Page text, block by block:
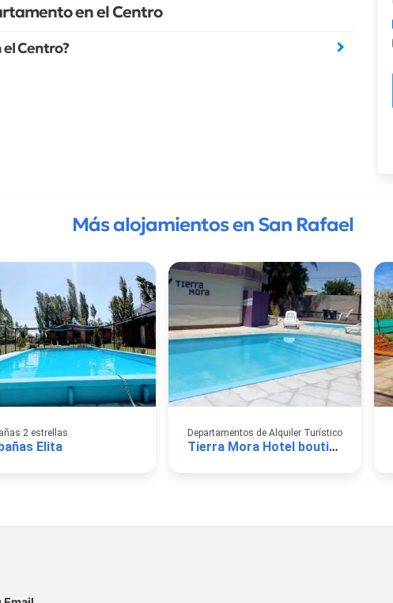
en el Centro
Centro?
Más alojamientos en San Rafael
2 estrellas
Elita
Departamentos de Alquiler Turístico
Tierra Mora Hotel boutique & apartments